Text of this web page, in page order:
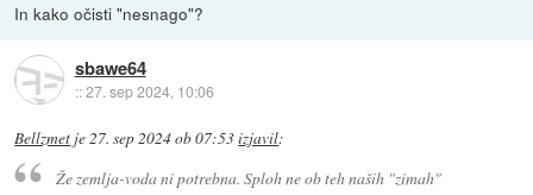
In kako očisti "nesnago"?
sbawe64
::27. sep 2024, 10:06
Bellzmet je27. sep 2024 ob 07:53izjavil:
Že zemlja-voda ni potrebna. Sploh ne ob teh naših "zimah"